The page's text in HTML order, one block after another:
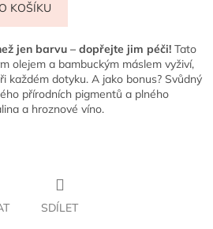
KOŠÍKU
jen barvu – dopřejte jim péči! Tato
olejem a bambuckým máslem vyživí,
každém dotyku. A jako bonus? Svůdný
přírodních pigmentů a plného
a hroznové víno.
SDÍLET